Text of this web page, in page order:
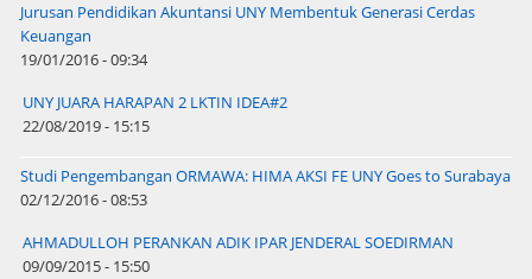
Jurusan Pendidikan Akuntansi UNY Membentuk Generasi Cerdas
Keuangan
19/01/2016 - 09:34
UNY JUARA HARAPAN 2 LKTIN IDEA#2
22/08/2019 - 15:15
Studi Pengembangan ORMAWA: HIMA AKSI FE UNY Goes to Surabaya
02/12/2016 - 08:53
AHMADULLOH PERANKAN ADIK IPAR JENDERAL SOEDIRMAN
09/09/2015 - 15:50